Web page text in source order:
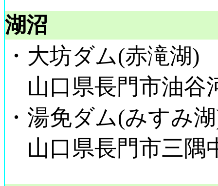
湖沼
・大坊ダム(赤滝湖)
山口県長門市油谷
・湯免ダム(みすみ
山口県長門市三隅